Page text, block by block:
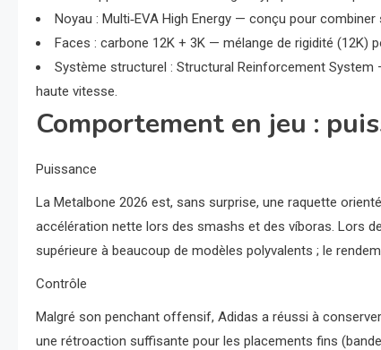
Noyau : Multi‑EVA High Energy — conçu pour
Faces : carbone 12K + 3K — mélange de rigidité
Système structurel : Structural Reinforcement
haute vitesse.
Comportement en jeu :
Puissance
La Metalbone 2026 est, sans surprise, une raquette
accélération nette lors des smashs et des víboras. Lors
supérieure à beaucoup de modèles polyvalents ; le
Contrôle
Malgré son penchant offensif, Adidas a réussi à
une rétroaction suffisante pour les placements fins